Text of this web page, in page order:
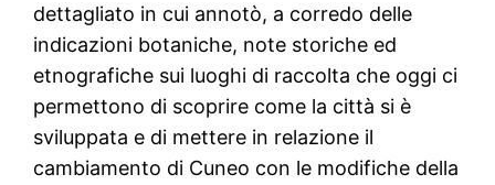
dettagliato in cui annotò, a corredo delle
indicazioni botaniche, note storiche ed
etnografiche sui luoghi di raccolta che oggi ci
permettono di scoprire come la città si è
sviluppata e di mettere in relazione il
cambiamento di Cuneo con le modifiche della